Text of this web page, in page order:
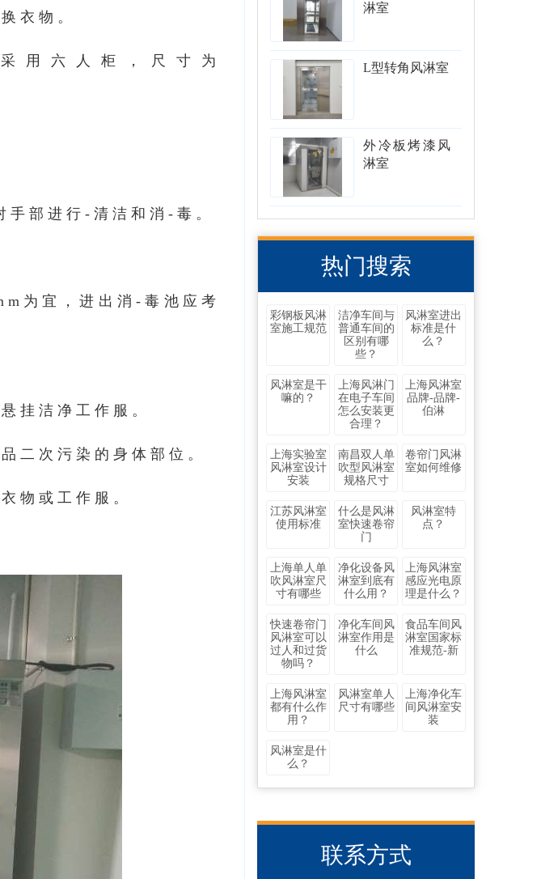
淋室
L型转角风淋室
外冷板烤漆风
淋室
热门搜索
彩钢板风淋
室施工规范
洁净车间与
普通车间的
区别有哪
些？
风淋室进出
标准是什
么？
风淋室是干
嘛的？
上海风淋门
在电子车间
怎么安装更
合理？
上海风淋室
品牌-品牌-
伯淋
上海实验室
风淋室设计
安装
南昌双人单
吹型风淋室
规格尺寸
卷帘门风淋
室如何维修
江苏风淋室
使用标准
什么是风淋
室快速卷帘
门
风淋室特
点？
上海单人单
吹风淋室尺
寸有哪些
净化设备风
淋室到底有
什么用？
上海风淋室
感应光电原
理是什么？
快速卷帘门
风淋室可以
过人和过货
物吗？
净化车间风
淋室作用是
什么
食品车间风
淋室国家标
准规范-新
上海风淋室
都有什么作
用？
风淋室单人
尺寸有哪些
上海净化车
间风淋室安
装
风淋室是什
么？
联系方式
衣物。
用六人柜，尺寸为
手部进行-清洁和消-毒。
为宜，进出消-毒池应考
挂洁净工作服。
二次污染的身体部位。
物或工作服。